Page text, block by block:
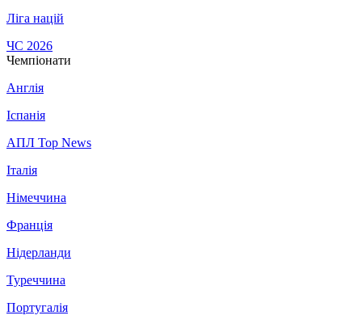
Ліга націй
ЧС 2026
Чемпіонати
Англія
Іспанія
АПЛ Top News
Італія
Німеччина
Франція
Нідерланди
Туреччина
Португалія